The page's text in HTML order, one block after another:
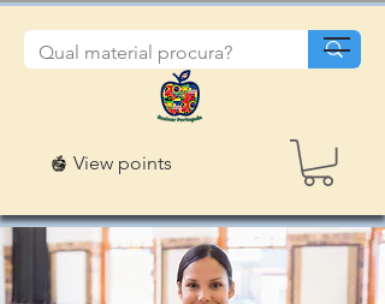
View points